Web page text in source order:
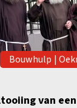
Bouwhulp |
van